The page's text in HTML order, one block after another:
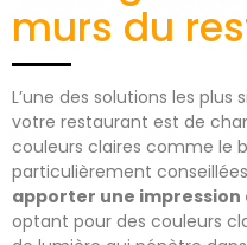
murs du
L’une des solutions les plus
votre restaurant est de
couleurs claires comme le
particulièrement
apporter une
optant pour des couleurs